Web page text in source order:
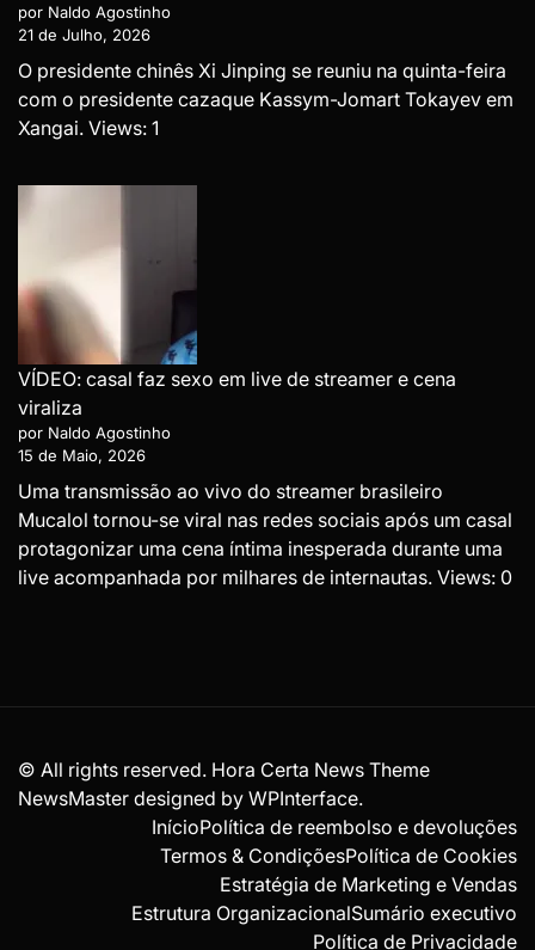
por Naldo Agostinho
21 de Julho, 2026
O presidente chinês Xi Jinping se reuniu na quinta-feira
com o presidente cazaque Kassym-Jomart Tokayev em
Xangai. Views: 1
VÍDEO: casal faz sexo em live de streamer e cena
viraliza
por Naldo Agostinho
15 de Maio, 2026
Uma transmissão ao vivo do streamer brasileiro
Mucalol tornou-se viral nas redes sociais após um casal
protagonizar uma cena íntima inesperada durante uma
live acompanhada por milhares de internautas. Views: 0
© All rights reserved. Hora Certa News Theme
NewsMaster designed by WPInterface.
InícioPolítica de reembolso e devoluções
Termos & CondiçõesPolítica de Cookies
Estratégia de Marketing e Vendas
Estrutura OrganizacionalSumário executivo
Política de Privacidade